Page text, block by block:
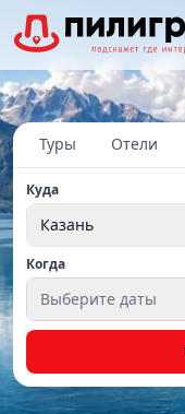
Туры Отели
Куда
Казань
Когда
Выберите даты